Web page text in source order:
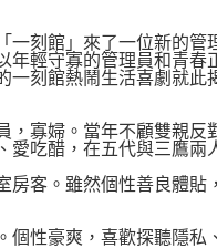
一刻館」來了一位新的
年輕守寡的管理員和青
一刻館熱鬧生活喜劇就
，寡婦。當年不顧雙親
愛吃醋，在五代與三鷹兩
房客。雖然個性善良體
個性豪爽，喜歡探聽隱私